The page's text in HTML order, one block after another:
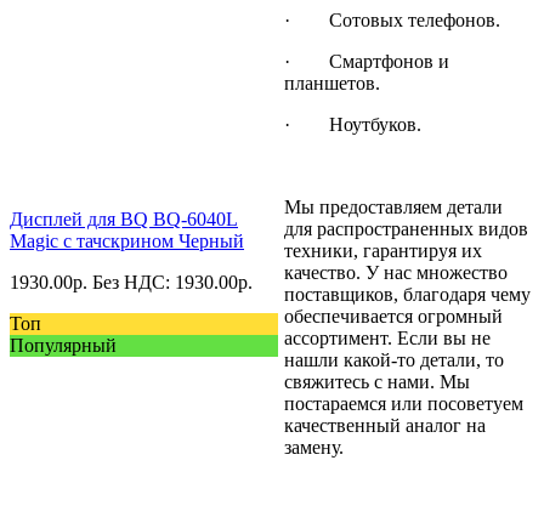
Дисплей для BQ BQ-6040L
Magic с тачскрином Черный
1930.00р. Без НДС: 1930.00р.
Топ
Популярный
· Сотовых телефонов.
· Смартфонов и
планшетов.
· Ноутбуков.
Мы предоставляем детали
для распространенных видов
техники, гарантируя их
качество. У нас множество
поставщиков, благодаря чему
обеспечивается огромный
ассортимент. Если вы не
нашли какой-то детали, то
свяжитесь с нами. Мы
постараемся или посоветуем
качественный аналог на
замену.